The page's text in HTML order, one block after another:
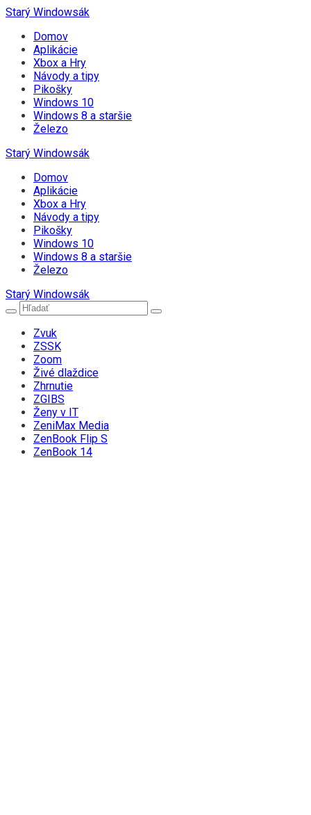
Starý Windowsák
Domov
Aplikácie
Xbox a Hry
Návody a tipy
Pikošky
Windows 10
Windows 8 a staršie
Železo
Starý Windowsák
Domov
Aplikácie
Xbox a Hry
Návody a tipy
Pikošky
Windows 10
Windows 8 a staršie
Železo
Starý Windowsák
Zvuk
ZSSK
Zoom
Živé dlaždice
Zhrnutie
ZGIBS
Ženy v IT
ZeniMax Media
ZenBook Flip S
ZenBook 14